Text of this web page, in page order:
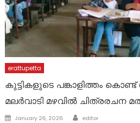
erattupetta
കുട്ടികളുടെ പങ്കാളിത്തം കൊണ്ട്
മലർവാടി മഴവിൽ ചിത്രരചന
Posted
January 26, 2026 Author
editor